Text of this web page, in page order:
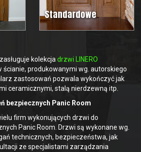
Standardowe
kolekcja drzwi LINERO
produkowanymi wg. autorskiego
zastosowań pozwala wykończyć jak
ceramicznymi, stalą nierdzewną itp.
bezpiecznych Panic Room
firm wykonujących drzwi do
Panic Room. Drzwi są wykonane wg.
technicznych, bezpieczeństwa, jak
ze specjalistami zarządzania